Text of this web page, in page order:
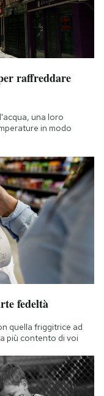
raffreddare
una loro
in modo
fedeltà
quella friggitrice ad
più contento di voi